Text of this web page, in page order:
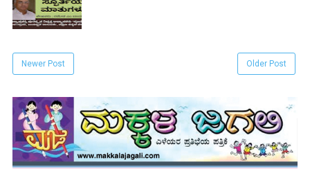
Newer Post Older Post